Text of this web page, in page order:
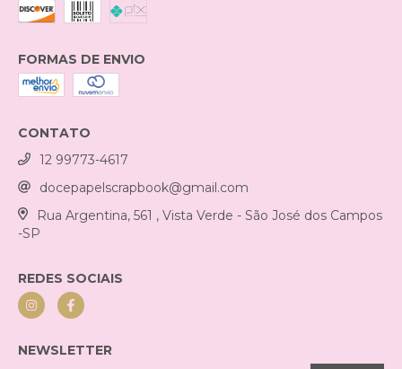
FORMAS DE ENVIO
CONTATO
12 99773-4617
docepapelscrapbook@gmail.com
Rua Argentina, 561 , Vista Verde - São José dos Campos
-SP
REDES SOCIAIS
NEWSLETTER